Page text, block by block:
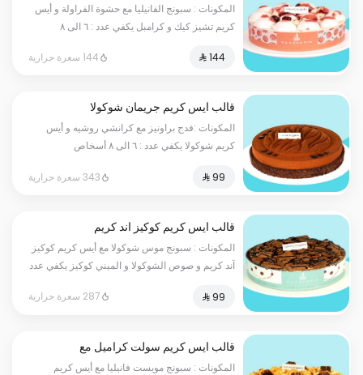
المكونات : سبونج الفانيليا مع حشوة الفراولة و أيس
كريم تشيز كيك و كرامبل يكفي عدد : ٦ الى ٨
⁨⁦‪‬ 144⁩
144 سعرة حرارية
قالب ايس كريم جريمان شوكولا
المكونات :فدج براونيز مع كرانشي روشيه و أيس
كريم شوكولا يكفي عدد : ٦ الى ٨ أسخاص
343 سعرة حرارية
قالب ايس كريم كوكيز اند كريم
المكونات : سبونج موس شوكولا مع أيس كريم كوكيز
آند كريم و صوص الشوكولا و الميني كوكيز يكفي عدد
287 سعرة حرارية
قالب ايس كريم سولت كراميل مع
بوب كورن
المكونات : سبونج مويست فانيليا مع أيس كريم